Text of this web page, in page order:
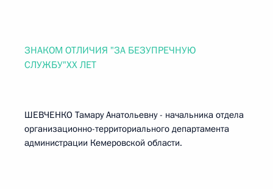
ЗНАКОМ ОТЛИЧИЯ "ЗА БЕЗУПРЕЧНУЮ
СЛУЖБУ"ХХ ЛЕТ
ШЕВЧЕНКО Тамару Анатольевну - начальника отдела
организационно-территориального департамента
администрации Кемеровской области.